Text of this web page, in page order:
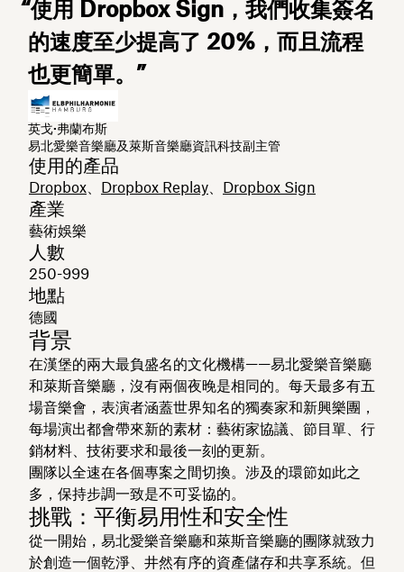
“使用 Dropbox Sign，我們收集簽名
的速度至少提高了 20%，而且流程
也更簡單。”
英戈·弗蘭布斯
易北愛樂音樂廳及萊斯音樂廳資訊科技副主管
使用的產品
Dropbox Dropbox Replay Dropbox Sign
產業
藝術娛樂
人數
250-999
地點
德國
背景
在漢堡的兩大最負盛名的文化機構——易北愛樂音樂廳
和萊斯音樂廳，沒有兩個夜晚是相同的。每天最多有五
場音樂會，表演者涵蓋世界知名的獨奏家和新興樂團，
每場演出都會帶來新的素材：藝術家協議、節目單、行
銷材料、技術要求和最後一刻的更新。
團隊以全速在各個專案之間切換。涉及的環節如此之
多，保持步調一致是不可妥協的。
挑戰：平衡易用性和安全性
從一開始，易北愛樂音樂廳和萊斯音樂廳的團隊就致力
於創造一個乾淨、井然有序的資產儲存和共享系統。但